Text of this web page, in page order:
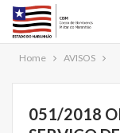
Home AVISOS
051/2018